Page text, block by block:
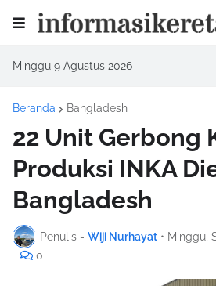
Minggu 9 Agustus 2026
Beranda Bangladesh
22 Unit Gerbong
Produksi INKA
Bangladesh
Penulis - Wiji Nurhayat • Minggu,
0